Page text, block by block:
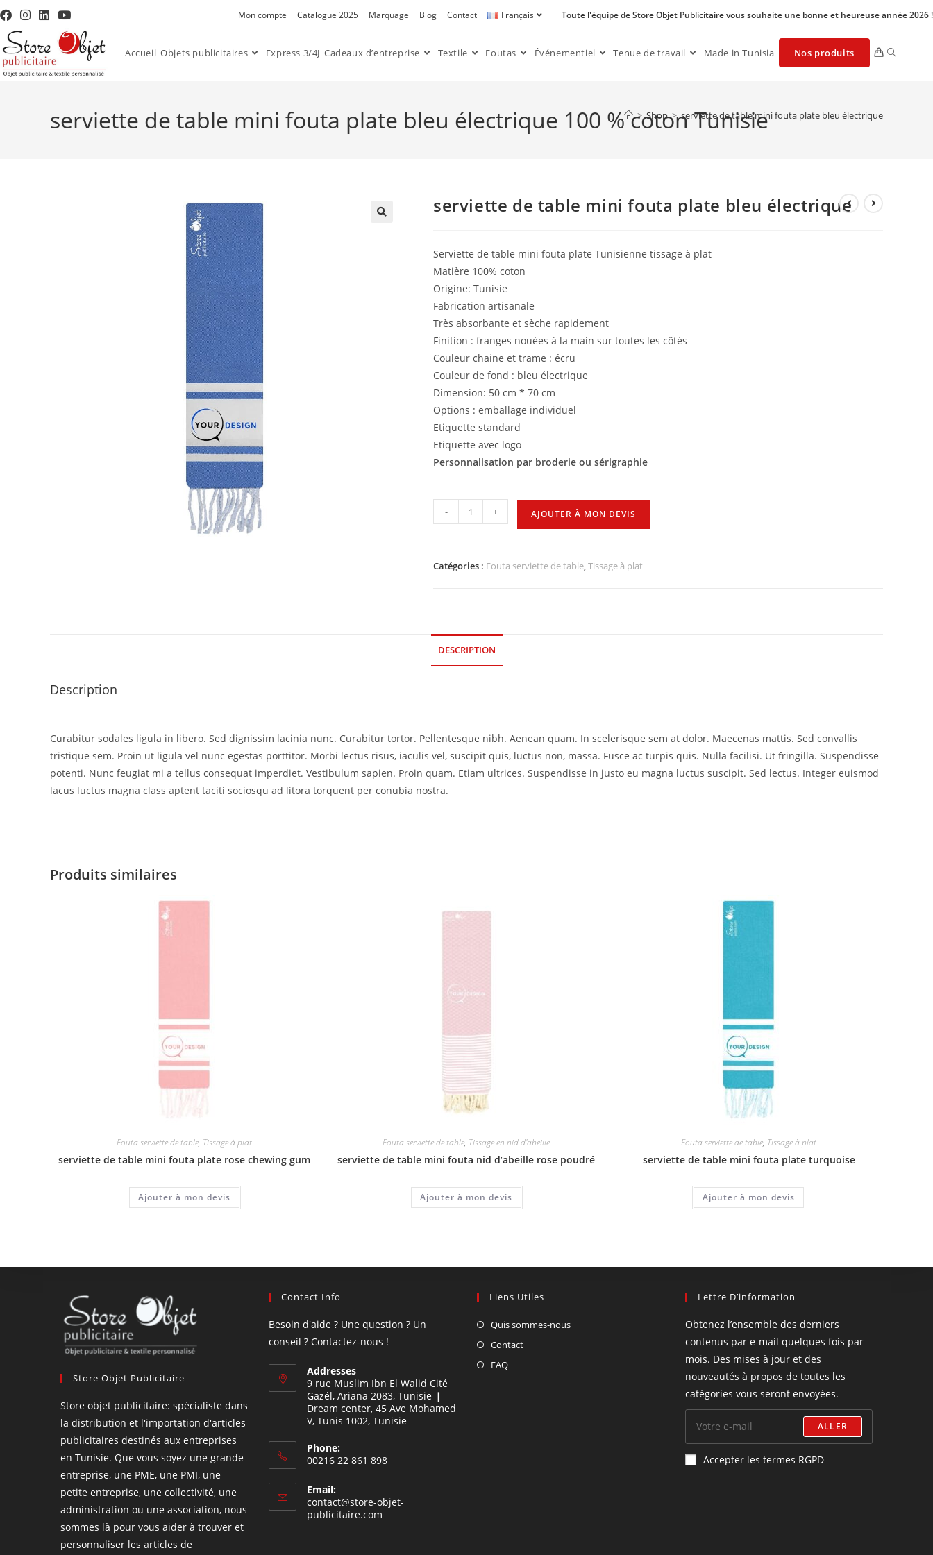
Mon compte Catalogue 2025 Marquage Blog Contact Français Toute l'équipe de Store Objet Publicitaire vous souhaite une bonne et heureuse année 2026 !
Accueil Objets publicitaires Express 3/4J Cadeaux d’entreprise Textile Foutas Événementiel Tenue de travail Made in Tunisia Nos produits
serviette de table mini fouta plate bleu électrique 100 % coton Tunisie
> Shop > serviette de table mini fouta plate bleu électrique
serviette de table mini fouta plate bleu électrique
Serviette de table mini fouta plate Tunisienne tissage à plat
Matière 100% coton
Origine: Tunisie
Fabrication artisanale
Très absorbante et sèche rapidement
Finition : franges nouées à la main sur toutes les côtés
Couleur chaine et trame : écru
Couleur de fond : bleu électrique
Dimension: 50 cm * 70 cm
Options : emballage individuel
Etiquette standard
Etiquette avec logo
Personnalisation par broderie ou sérigraphie
- + AJOUTER À MON DEVIS
Catégories : Fouta serviette de table,Tissage à plat
DESCRIPTION
Description
Curabitur sodales ligula in libero. Sed dignissim lacinia nunc. Curabitur tortor. Pellentesque nibh. Aenean quam. In scelerisque sem at dolor. Maecenas mattis. Sed convallis
tristique sem. Proin ut ligula vel nunc egestas porttitor. Morbi lectus risus, iaculis vel, suscipit quis, luctus non, massa. Fusce ac turpis quis. Nulla facilisi. Ut fringilla. Suspendisse
potenti. Nunc feugiat mi a tellus consequat imperdiet. Vestibulum sapien. Proin quam. Etiam ultrices. Suspendisse in justo eu magna luctus suscipit. Sed lectus. Integer euismod
lacus luctus magna class aptent taciti sociosqu ad litora torquent per conubia nostra.
Produits similaires
Fouta serviette de table, Tissage à plat
serviette de table mini fouta plate rose chewing gum
Ajouter à mon devis
Fouta serviette de table, Tissage en nid d'abeille
serviette de table mini fouta nid d’abeille rose poudré
Ajouter à mon devis
Fouta serviette de table, Tissage à plat
serviette de table mini fouta plate turquoise
Ajouter à mon devis
Store Objet Publicitaire
Store objet publicitaire: spécialiste dans
la distribution et l'importation d'articles
publicitaires destinés aux entreprises
en Tunisie. Que vous soyez une grande
entreprise, une PME, une PMI, une
petite entreprise, une collectivité, une
administration ou une association, nous
sommes là pour vous aider à trouver et
personnaliser les articles de
Contact Info
Besoin d'aide ? Une question ? Un
conseil ? Contactez-nous !
Addresses
9 rue Muslim Ibn El Walid Cité
Gazél, Ariana 2083, Tunisie ❙
Dream center, 45 Ave Mohamed
V, Tunis 1002, Tunisie
Phone:
00216 22 861 898
Email:
contact@store-objet-
publicitaire.com
Liens Utiles
Quis sommes-nous
Contact
FAQ
Lettre D’information
Obtenez l’ensemble des derniers
contenus par e-mail quelques fois par
mois. Des mises à jour et des
nouveautés à propos de toutes les
catégories vous seront envoyées.
ALLER
Accepter les termes RGPD